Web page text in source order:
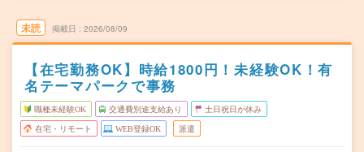
未読 掲載日 2026/08/09
【在宅勤務OK】時給1800円！未経験OK！有
名テーマパークで事務
職種未経験OK 交通費別途支給あり 土日祝日が休み
在宅・リモート WEB登録OK 派遣